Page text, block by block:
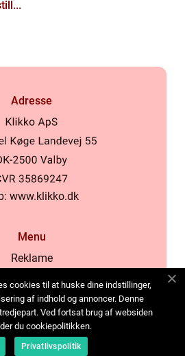
Adresse
www.klikko.dk
Menu
Reklame
Cookies
Kontakt Oss
Sitemap
cookies til at huske dine indstillinger,
af indhold og annoncer. Denne
Ved fortsat brug af websiden
du cookiepolitikken.
Privatlivspolitik